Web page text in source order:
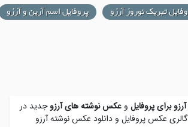
اسم آرین و آرزو پروفایل اسم نیما و آرزو
برای پروفایل وعکس نوشته های آرزوجدید در
عکس پروفایل ودانلود عکس نوشته آرزو